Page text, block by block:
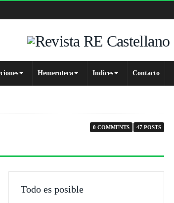
Hemeroteca Indices Contacto
47 POSTS
0 COMMENTS
Todo es posible